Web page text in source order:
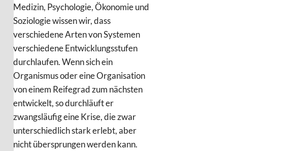
Medizin, Psychologie, Ökonomie und
Soziologie wissen wir, dass
verschiedene Arten von Systemen
verschiedene Entwicklungsstufen
durchlaufen. Wenn sich ein
Organismus oder eine Organisation
von einem Reifegrad zum nächsten
entwickelt, so durchläuft er
zwangsläufig eine Krise, die zwar
unterschiedlich stark erlebt, aber
nicht übersprungen werden kann.